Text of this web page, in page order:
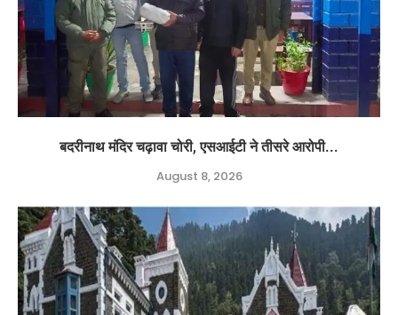
बदरीनाथ मंदिर चढ़ावा चोरी, एसआईटी ने तीसरे आरोपी...
August 8, 2026